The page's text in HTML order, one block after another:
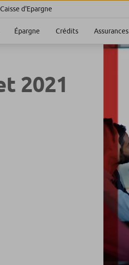
d'Epargne
Épargne Crédits Assurances
2021